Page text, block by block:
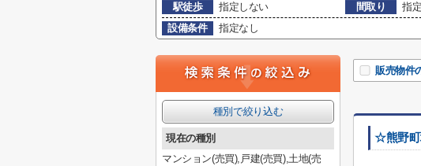
駅徒歩
指定しない 間取り
指
設備条件
指定なし
販売物件
☆熊野
種別で絞り込む
現在の種別
マンション(売買),戸建(売買),土地(売